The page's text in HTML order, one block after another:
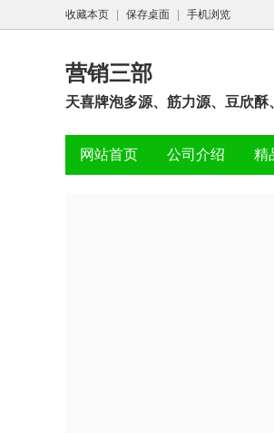
收藏本页 保存桌面 手机浏览
营销三部
天喜牌泡多源、筋力源、豆欣
网站首页 公司介绍 精